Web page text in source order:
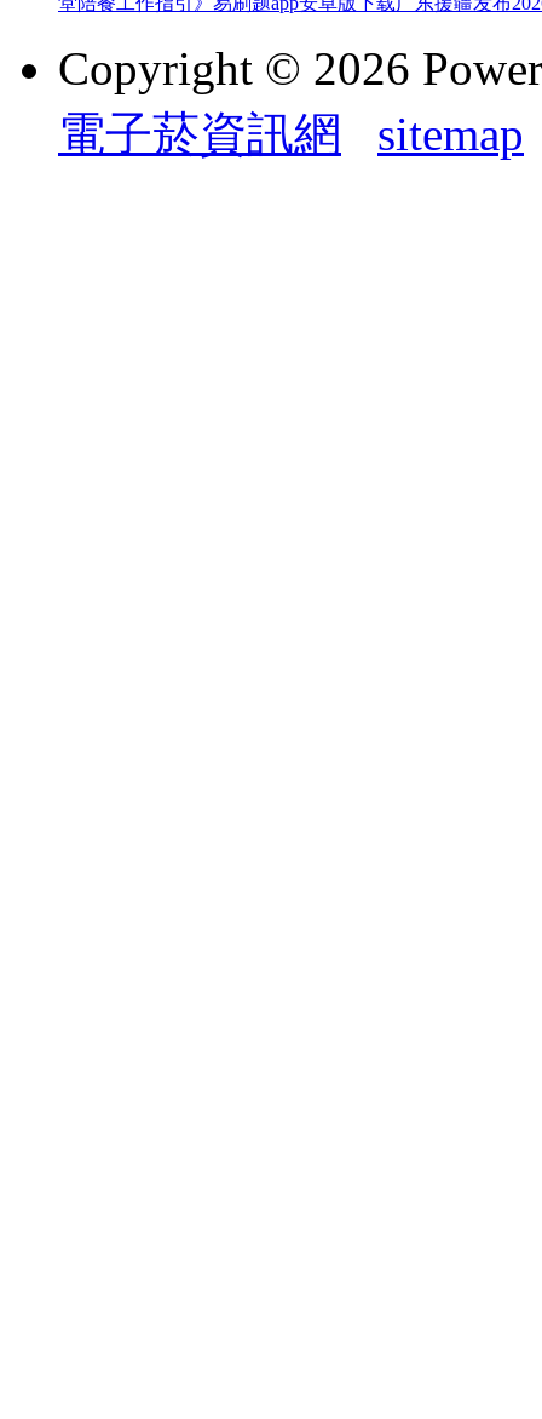
Copyright © 2026
電子菸資訊網
sitemap